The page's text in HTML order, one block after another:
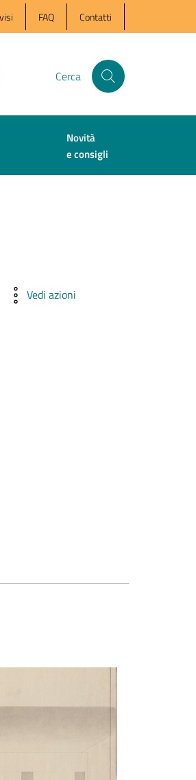
FAQ Contatti
Cerca
Novità
e consigli
Vedi azioni